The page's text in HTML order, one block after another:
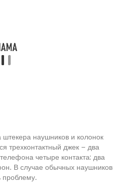
штекера наушников и колонок
трехконтактный джек – два
четыре контакта: два
В случае обычных наушников
проблему.